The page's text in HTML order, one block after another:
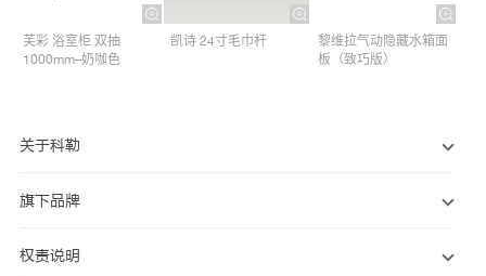
芙彩 浴室柜 双抽
1000mm–奶咖色
凯诗 24寸毛巾杆​
黎维拉气动隐藏水箱面
板（致巧版）
关于科勒
旗下品牌
权责说明